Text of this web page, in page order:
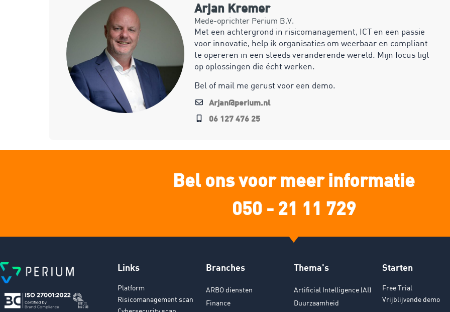
Arjan Kremer
Mede-oprichter Perium B.V.
Met een achtergrond in risicomanagement, ICT en een passie
voor innovatie, help ik organisaties om weerbaar en compliant
te opereren in een steeds veranderende wereld. Mijn focus ligt
op oplossingen die écht werken.
Bel of mail me gerust voor een demo.
Arjan@perium.nl
06 127 476 25
Bel ons voor meer informatie
050 - 21 11 729
Links
Platform
Risicomanagement scan
Branches
ARBO diensten
Finance
Thema's
Artificial Intelligence (AI)
Duurzaamheid
Starten
Free Trial
Vrijblijvende demo